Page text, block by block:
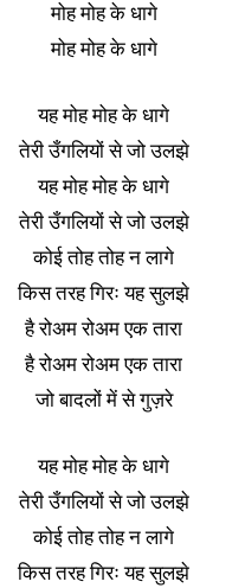
मोह मोह के धागे
मोह मोह के धागे
यह मोह मोह के धागे
तेरी उँगलियों से जो उलझे
यह मोह मोह के धागे
तेरी उँगलियों से जो उलझे
कोई तोह तोह न लागे
किस तरह गिरः यह सुलझे
है रोअम रोअम एक तारा
है रोअम रोअम एक तारा
जो बादलों में से गुज़रे
यह मोह मोह के धागे
तेरी उँगलियों से जो उलझे
कोई तोह तोह न लागे
किस तरह गिरः यह सुलझे